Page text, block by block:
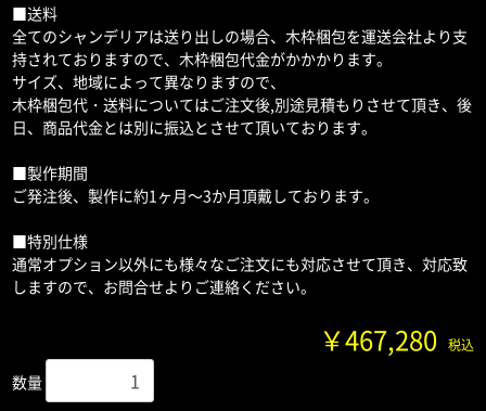
■送料
全てのシャンデリアは送り出しの場合、木枠梱包を運送会社より支
持されておりますので、木枠梱包代金がかかかります。
サイズ、地域によって異なりますので、
木枠梱包代・送料についてはご注文後,別途見積もりさせて頂き、後
日、商品代金とは別に振込とさせて頂いております。
■製作期間
ご発注後、製作に約1ヶ月～3か月頂戴しております。
■特別仕様
通常オプション以外にも様々なご注文にも対応させて頂き、対応致
しますので、お問合せよりご連絡ください。
￥467,280 税込
数量